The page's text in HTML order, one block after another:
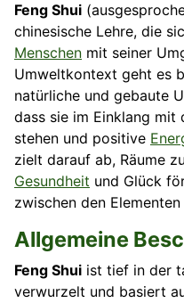
Feng Shui
chinesische Lehre, die
Menschen mit seiner
Umweltkontext geht es
natürliche und gebaute
dass sie im Einklang mit
stehen und positive
zielt darauf ab, Räume
Gesundheit und Glück
zwischen den
Allgemeine
Feng Shui ist tief in der
verwurzelt und basiert